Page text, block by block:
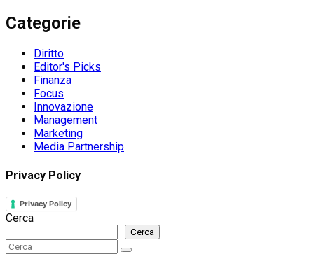
Categorie
Diritto
Editor's Picks
Finanza
Focus
Innovazione
Management
Marketing
Media Partnership
Privacy Policy
Privacy Policy
Cerca
Cerca
Search
for:
Search